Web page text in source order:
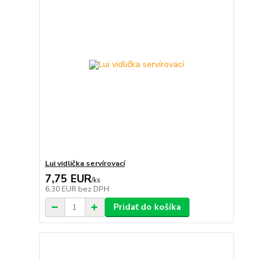
Lui vidlička servírovací
7,75 EUR/ks
6,30 EUR bez DPH
Pridať do košíka